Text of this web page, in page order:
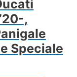
a
ki
,
Speciale